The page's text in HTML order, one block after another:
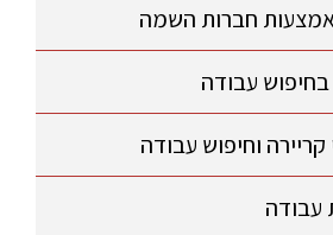
חברות השמה
עבודה
וחיפוש עבודה
עבודה